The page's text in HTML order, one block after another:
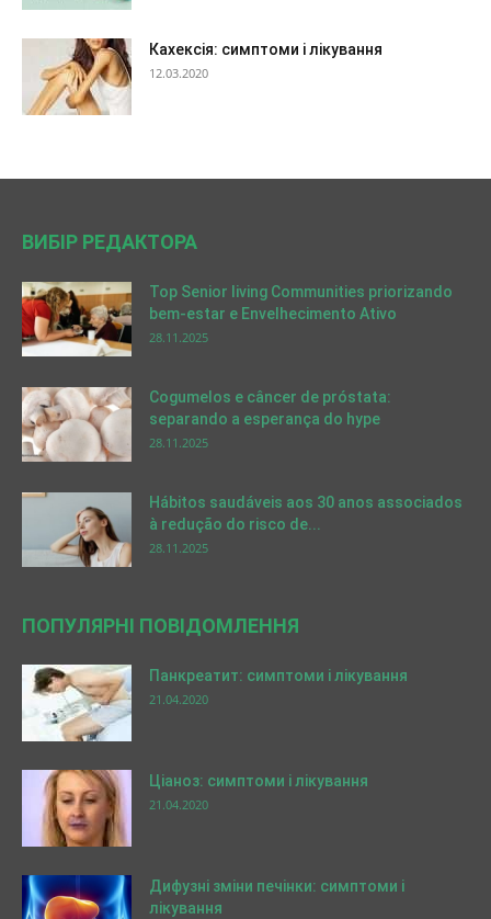
Кахексія: симптоми і лікування
12.03.2020
ВИБІР РЕДАКТОРА
Top Senior living Communities priorizando
bem-estar e Envelhecimento Ativo
28.11.2025
Cogumelos e câncer de próstata:
separando a esperança do hype
28.11.2025
Hábitos saudáveis aos 30 anos associados
à redução do risco de...
28.11.2025
ПОПУЛЯРНІ ПОВІДОМЛЕННЯ
Панкреатит: симптоми і лікування
21.04.2020
Ціаноз: симптоми і лікування
21.04.2020
Дифузні зміни печінки: симптоми і
лікування